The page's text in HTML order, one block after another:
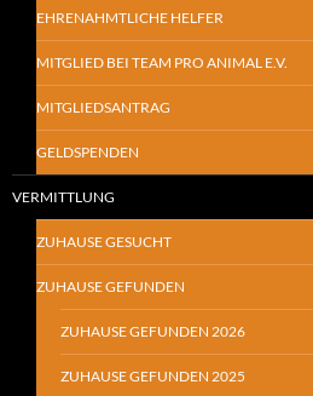
EHRENAHMTLICHE HELFER
MITGLIED BEI TEAM PRO ANIMAL E.V.
MITGLIEDSANTRAG
GELDSPENDEN
VERMITTLUNG
ZUHAUSE GESUCHT
ZUHAUSE GEFUNDEN
ZUHAUSE GEFUNDEN 2026
ZUHAUSE GEFUNDEN 2025